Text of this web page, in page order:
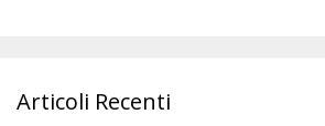
Articoli Recenti